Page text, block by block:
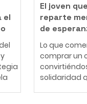
el
El joven
reparte
de
Lo que
comprar un
solidaridad